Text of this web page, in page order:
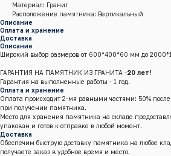
Материал: Гранит
Расположение памятника: Вертикальный
Описание
Оплата и хранение
Доставка
Описание
Широкий выбор размеров от 600*400*60 мм до
ГАРАНТИЯ НА ПАМЯТНИК ИЗ ГРАНИТА -20 лет!
Гарантия на выполненные работы - 1 год.
Оплата и хранение
Оплата происходит 2-мя равными частями: 50%
при получении памятника.
Место для хранения памятника на складе
упакован и готов к отправке в любой момент.
Доставка
Обеспечим быструю доставку памятника на любое
получаете заказ в удобное время и место.